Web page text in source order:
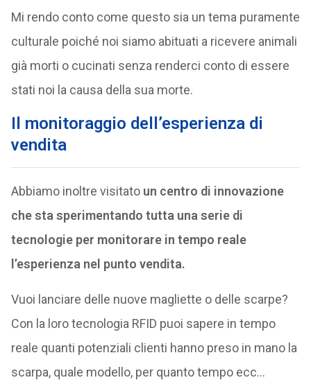
Mi rendo conto come questo sia un tema puramente
culturale poiché noi siamo abituati a ricevere animali
già morti o cucinati senza renderci conto di essere
stati noi la causa della sua morte.
Il monitoraggio dell’esperienza di
vendita
Abbiamo inoltre visitato un centro di innovazione
che sta sperimentando tutta una serie di
tecnologie per monitorare in tempo reale
l’esperienza nel punto vendita.
Vuoi lanciare delle nuove magliette o delle scarpe?
Con la loro tecnologia RFID puoi sapere in tempo
reale quanti potenziali clienti hanno preso in mano la
scarpa, quale modello, per quanto tempo ecc…